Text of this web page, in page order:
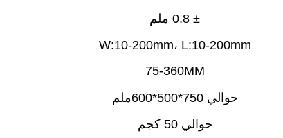
± 0.8 ملم
W:10-200mm، L:10-200mm
75-360MM
حوالي 750*500*600ملم
حوالي 50 كجم